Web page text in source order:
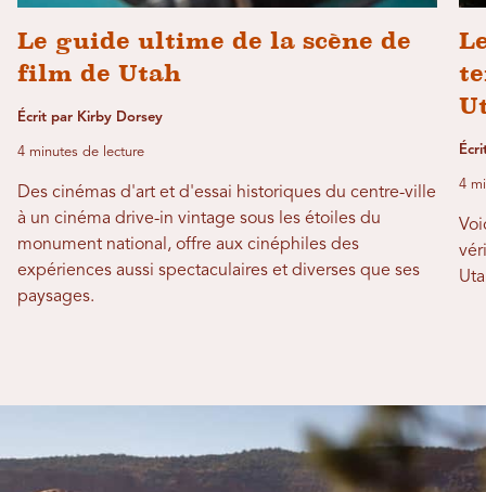
Le guide ultime de la scène de
film de Utah
Écrit par Kirby Dorsey
4 minutes de lecture
Des cinémas d'art et d'essai historiques du centre-ville
à un cinéma drive-in vintage sous les étoiles du
monument national, offre aux cinéphiles des
expériences aussi spectaculaires et diverses que ses
paysages.
4